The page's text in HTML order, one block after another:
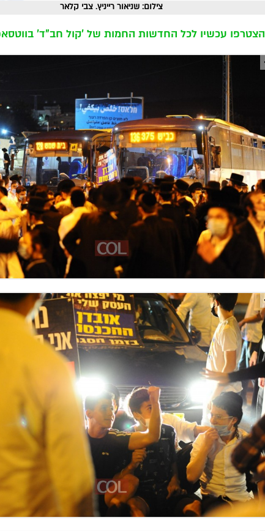
צילום: שניאור רייניץ. צבי קלאר
הצטרפו עכשיו לכל החדשות החמות של 'קול חב"ד'